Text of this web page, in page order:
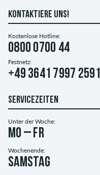
KONTAKTIERE UNS!
Kostenlose Hotline:
0800 0700 44
Festnetz:
+49 3641 7997 2591
SERVICEZEITEN
Unter der Woche:
Mo – Fr
Wochenende:
Samstag